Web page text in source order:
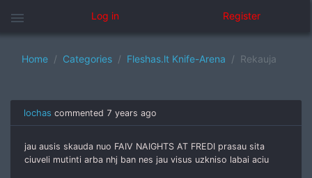
menu Log in Register
Home Categories Fleshas.lt Knife-Arena Rekauja
lochas commented 7 years ago
jau ausis skauda nuo FAIV NAIGHTS AT FREDI prasau sita
ciuveli mutinti arba nhj ban nes jau visus uzkniso labai aciu